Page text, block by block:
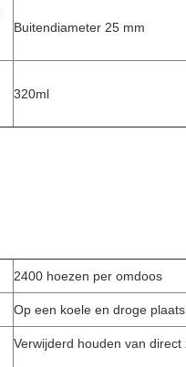
Buitendiameter 25 mm
320ml
2400 hoezen per omdoos
Op een koele en droge
Verwijderd houden van direct